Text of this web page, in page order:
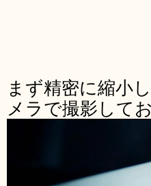
まず精密に縮小
メラで撮影して